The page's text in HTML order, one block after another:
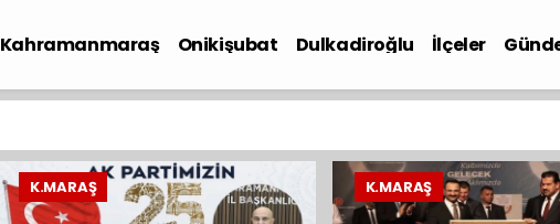
Kahramanmaraş Onikişubat Dulkadiroğlu İlçeler
K.MARAŞ K.MARAŞ